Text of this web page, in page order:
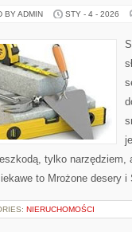
BY ADMIN STY - 4 - 2026
tylko narzędziem,
to Mrożone desery
NIERUCHOMOŚCI